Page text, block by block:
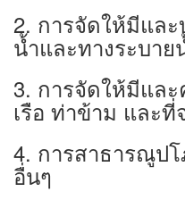
2. การจัดให้มีแล
นํ้าและทางระบาย
3. การจัดให้มีแล
เรือ ท่าข้าม และที่
4. การสาธารณูป
อื่นๆ